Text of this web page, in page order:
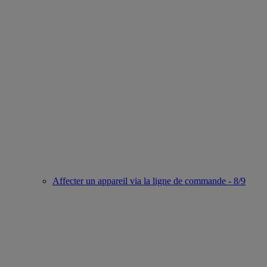
Affecter un appareil via la ligne de commande - 8/9